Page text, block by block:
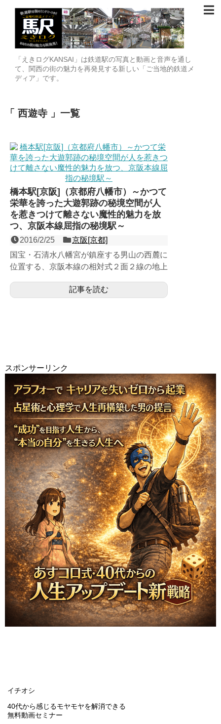
「えきログKANSAI」は鉄道駅の写真と動画と音声を通し
て、関西の街の魅力を再発見する新しい「ご当地的鉄道メ
ディア」です。
西遊寺 一覧
橋本駅[京阪]（京都府八幡市）～かつて
栄華を誇った大遊郭跡の秘境空間が人
を惹きつけて離さない魔性的魅力を放
つ、京阪本線屈指の秘境駅～
2016/2/25
京阪[京都]
国宝・石清水八幡宮が鎮座する男山の西麓に
位置する、京阪本線の相対式２面２線の地上
時の妓楼建築群が遊郭...
記事を読む
スポンサーリンク
イチオシ
40代から感じるモヤモヤを解消できる
無料動画セミナー